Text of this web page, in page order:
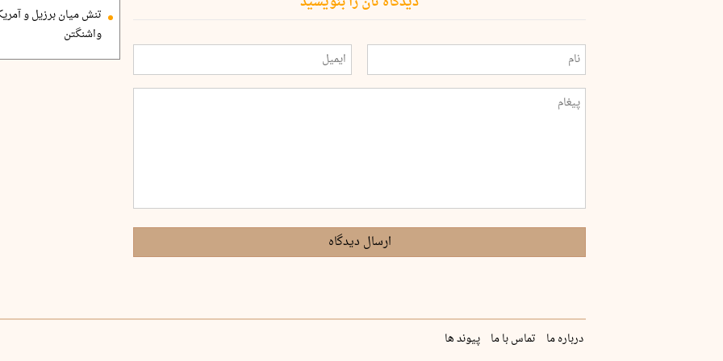
ارسال دیدگاه
تنش میان برزیل و
واشنگتن
درباره ما تماس با ما پیوند ها